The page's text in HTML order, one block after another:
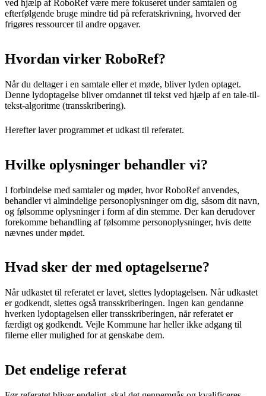
ved hjælp af RoboRef være mere fokuseret under samtalen og
efterfølgende bruge mindre tid på referatskrivning, hvorved der
frigøres ressourcer til andre opgaver.
Hvordan virker RoboRef?
Når du deltager i en samtale eller et møde, bliver lyden optaget.
Denne lydoptagelse bliver omdannet til tekst ved hjælp af en tale-til-
tekst-algoritme (transskribering).
Herefter laver programmet et udkast til referatet.
Hvilke oplysninger behandler vi?
I forbindelse med samtaler og møder, hvor RoboRef anvendes,
behandler vi almindelige personoplysninger om dig, såsom dit navn,
og følsomme oplysninger i form af din stemme. Der kan derudover
forekomme behandling af følsomme personoplysninger, hvis dette
nævnes under mødet.
Hvad sker der med optagelserne?
Når udkastet til referatet er lavet, slettes lydoptagelsen. Når udkastet
er godkendt, slettes også transskriberingen. Ingen kan gendanne
hverken lydoptagelsen eller transskriberingen, når referatet er
færdigt og godkendt. Vejle Kommune har heller ikke adgang til
filerne eller mulighed for at genskabe dem.
Det endelige referat